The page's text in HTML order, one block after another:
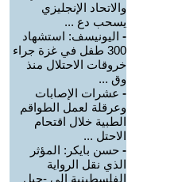
والاتحاد الإنجليزي
يسحب دع ...
- اليونيسف: استشهاد
300 طفل في غزة جراء
خروقات الاحتلال منذ
وق ...
- عشرات الإصابات
وعرقلة لعمل الطواقم
الطبية خلال اقتحام
الاحتل ...
- حسن بايكر: المؤثر
الذي نقل الرواية
الفلسطينية إلى -جيل